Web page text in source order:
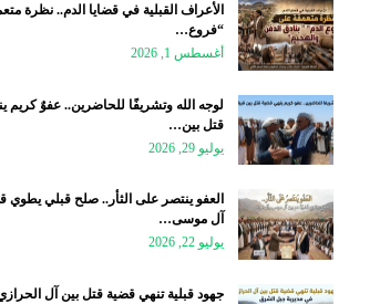
الأعراف القبلية في قضايا الدم.. نظرة
“فروع…
أغسطس 1, 2026
لوجه الله وتشريفًا للحاضرين.. عفوٌ كريم
قتل بين…
يوليو 29, 2026
العفو ينتصر على الثأر.. صلح قبلي يطوي
آل موسى…
يوليو 22, 2026
جهود قبلية تنهي قضية قتل بين آل